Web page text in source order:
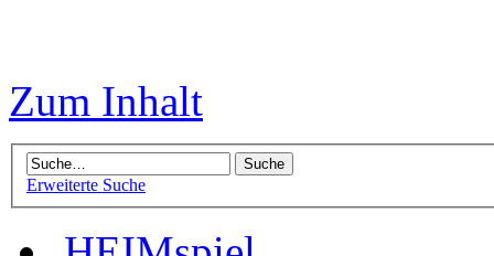
Zum Inhalt
Erweiterte Suche